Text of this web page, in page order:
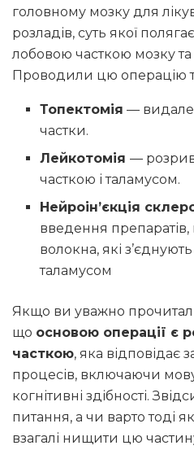
головному мозку для
розладів, суть якої
лобовою часткою мозку
Проводили цю операцію
Топектомія —
частки.
Лейкотомія— розрив
часткою і таламусом.
Нейроін’єкція
введення
волокна, які
таламусом
Якщо ви уважно
що основою операції є
часткою, яка відповідає
процесів, включаючи
когнітивні здібності.
питання, а чи варто тоді
взагалі нищити цю